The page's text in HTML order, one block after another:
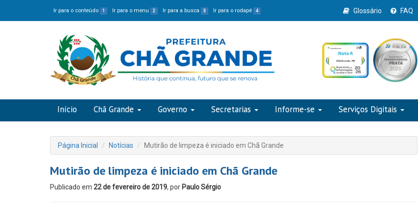
Ir para o conteúdo 1 Ir para o menu 2 Ir para a busca 3 Ir para o rodapé 4 Glossário FAQ
Início Chã Grande Governo Secretarias Informe-se Serviços Digitais
Página Inicial Notícias Mutirão de limpeza é iniciado em Chã Grande
Mutirão de limpeza é iniciado em Chã Grande
Publicado em 22 de fevereiro de 2019, por Paulo Sérgio